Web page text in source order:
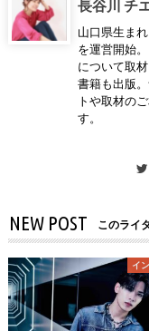
長谷川 チ
山口県生ま
を運営開始
について取
書籍も出版
トや取材の
す。
NEW POST このライ
イ